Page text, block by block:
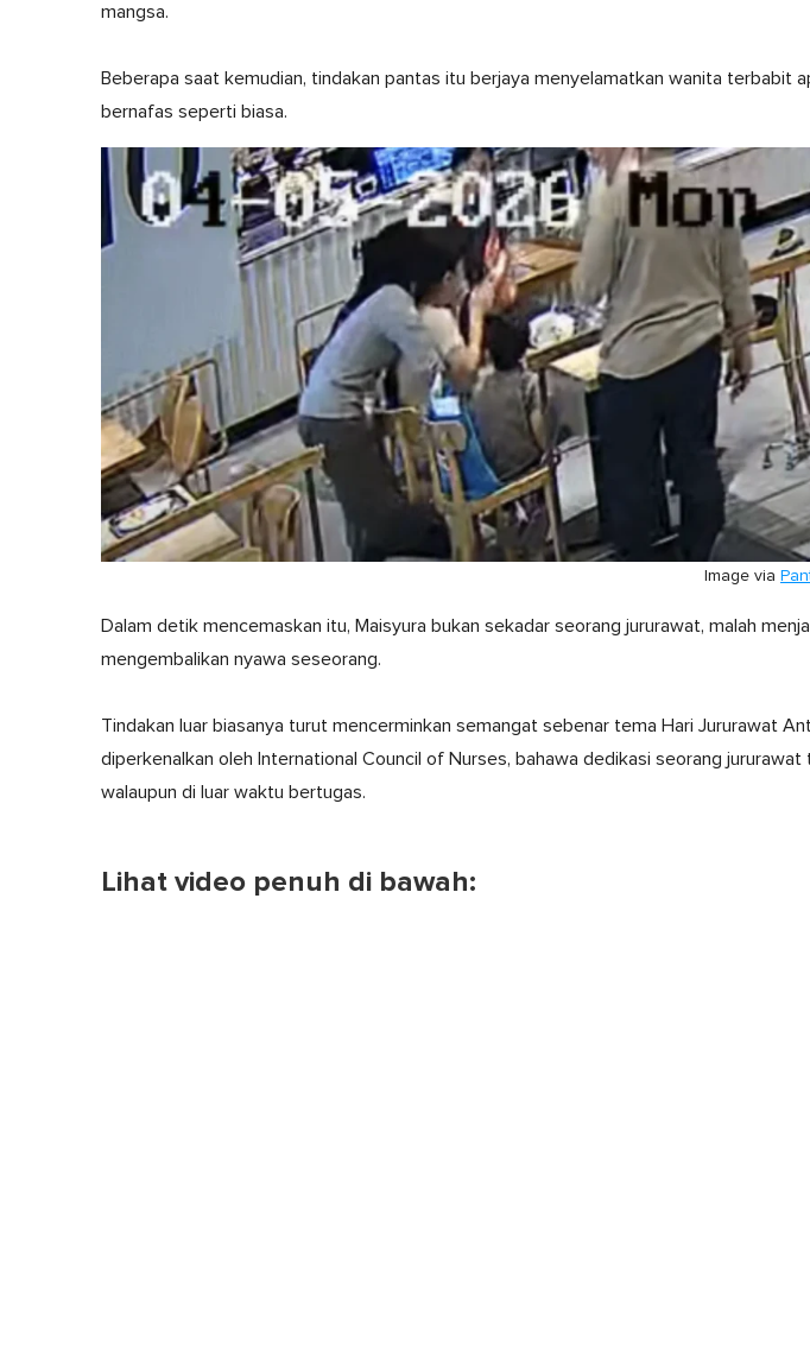
mangsa.
Beberapa saat kemudian, tindakan pantas itu berjaya menyelamatkan wanita terbabit
bernafas seperti biasa.
Image via
Dalam detik mencemaskan itu, Maisyura bukan sekadar seorang jururawat, malah
mengembalikan nyawa seseorang.
Tindakan luar biasanya turut mencerminkan semangat sebenar tema Hari Jururawat
diperkenalkan oleh International Council of Nurses, bahawa dedikasi seorang jururawat
walaupun di luar waktu bertugas.
Lihat video penuh di bawah: